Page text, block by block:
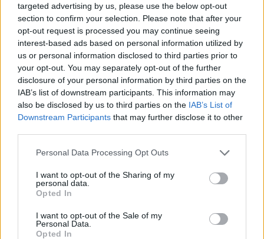
targeted advertising by us, please use the below opt-out
section to confirm your selection. Please note that after your
opt-out request is processed you may continue seeing
interest-based ads based on personal information utilized by
us or personal information disclosed to third parties prior to
your opt-out. You may separately opt-out of the further
disclosure of your personal information by third parties on the
IAB’s list of downstream participants. This information may
also be disclosed by us to third parties on the IAB’s List of
Downstream Participants that may further disclose it to other
Please note that this website/app uses one or more Google
not limited to your visit or usage behaviour. You may click to
grant or deny consent to Google and its third-party tags to
use your data for below specified purposes in below Google
consent section.
Personal Data Processing Opt Outs
I want to opt-out of the Sharing of my
personal data.
Opted In
I want to opt-out of the Sale of my
Personal Data.
Opted In
Hat die ungarische Regierung aus Angst vor Aufruhr
Rákosrendezing fallen gelassen? – Lesen Sie mehr
HIER
Regierung erkennt Budapester Vorkaufsrechte
gegenüber Rákosrendez- an, Bürgermeister:‘Budapest
hat gewonnen’
hungrig Knospeteste # umwelt
*
Website